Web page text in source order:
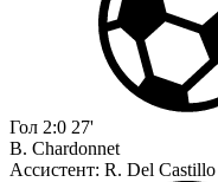
Гол 2:0 27'
B. Chardonnet
Ассистент: R. Del Castillo